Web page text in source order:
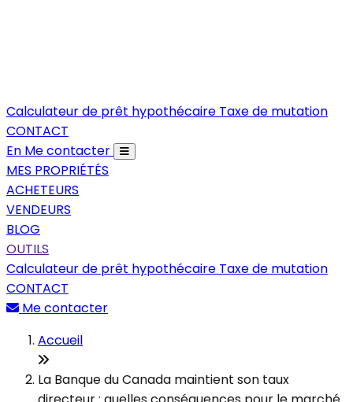
Calculateur de prêt hypothécaire Taxe de mutation
CONTACT
En Me contacter
MES PROPRIÉTÉS
ACHETEURS
VENDEURS
BLOG
OUTILS
Calculateur de prêt hypothécaire Taxe de mutation
CONTACT
Me contacter
Accueil
La Banque du Canada maintient son taux